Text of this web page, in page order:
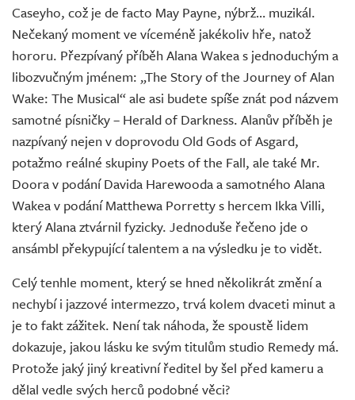
Caseyho, což je de facto May Payne, nýbrž… muzikál.
Nečekaný moment ve víceméně jakékoliv hře, natož
hororu. Přezpívaný příběh Alana Wakea s jednoduchým a
libozvučným jménem: „The Story of the Journey of Alan
Wake: The Musical“ ale asi budete spíše znát pod názvem
samotné písničky – Herald of Darkness. Alanův příběh je
nazpívaný nejen v doprovodu Old Gods of Asgard,
potažmo reálné skupiny Poets of the Fall, ale také Mr.
Doora v podání Davida Harewooda a samotného Alana
Wakea v podání Matthewa Porretty s hercem Ikka Villi,
který Alana ztvárnil fyzicky. Jednoduše řečeno jde o
ansámbl překypující talentem a na výsledku je to vidět.
Celý tenhle moment, který se hned několikrát změní a
nechybí i jazzové intermezzo, trvá kolem dvaceti minut a
je to fakt zážitek. Není tak náhoda, že spoustě lidem
dokazuje, jakou lásku ke svým titulům studio Remedy má.
Protože jaký jiný kreativní ředitel by šel před kameru a
dělal vedle svých herců podobné věci?